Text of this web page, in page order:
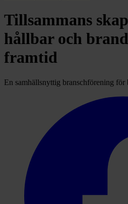
Tillsammans
hållbar och
framtid
En samhällsnyttig branschförening för